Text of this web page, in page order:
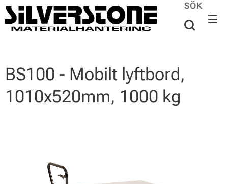
SÖK
BS100 - Mobilt lyftbord,
1010x520mm, 1000 kg